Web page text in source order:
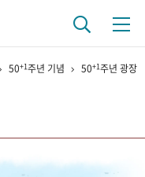
50+1주년 기념 50+1주년 광장